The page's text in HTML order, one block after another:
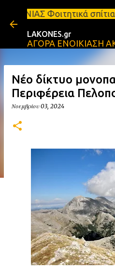
Μετάβαση στο
σπίτια προς
LAKONES.gr
ΑΓΟΡΑ ΕΝΟΙΚΙΑΣΗ
Νέο δίκτυο
Περιφέρεια
Νοεμβρίου 03, 2024